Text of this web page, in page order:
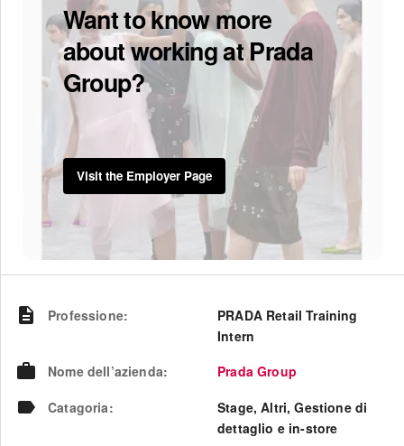
Want to know more
about working at Prada
Group?
Visit the Employer Page
Professione:
PRADA Retail Training
Intern
Nome dell’azienda:
Prada Group
Catagoria:
Stage, Altri, Gestione di
dettaglio e in-store